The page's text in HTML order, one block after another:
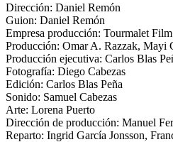
Dirección: Daniel Remón
Guion: Daniel Remón
Empresa producción: Tourmalet Film
Producción: Omar A. Razzak, Mayi
Producción ejecutiva: Carlos Blas
Fotografía: Diego Cabezas
Edición: Carlos Blas Peña
Sonido: Samuel Cabezas
Arte: Lorena Puerto
Dirección de producción: Manuel
Reparto: Ingrid García Jonsson,